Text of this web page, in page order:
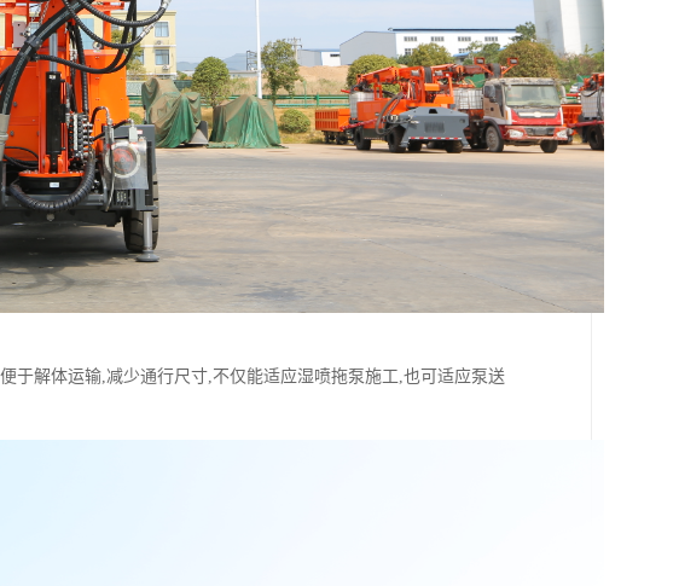
于解体运输,减少通行尺寸,不仅能适应湿喷拖泵施工,也可适应泵送